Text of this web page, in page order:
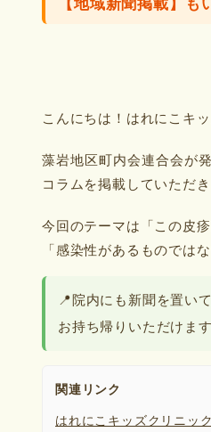
こんにちは！はれにこキ
藻岩地区町内会連合会が
コラムを掲載していただ
今回のテーマは「この皮
「感染性があるものでは
📍院内にも新聞を置いて
お持ち帰りいただけま
関連リンク
はれにこキッズクリニッ